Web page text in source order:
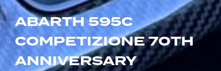
ABARTH 595C
COMPETIZIONE 70TH
ANNIVERSARY